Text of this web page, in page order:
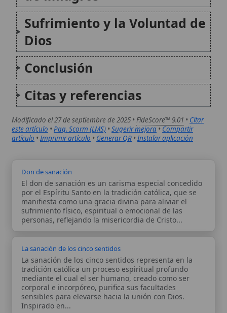
La sanación de los cinco sentidos
La sanación de los cinco sentidos representa en la
tradición católica un proceso espiritual profundo
mediante el cual el ser humano, creado como ser
corporal e incorpóreo, purifica sus facultades
sensibles para elevarse hacia la unión con Dios.
Inspirado en...
Autor:Comité editorial
Artículo supervisado por el Comité
editorial de Wikitólica. Las afirmaciones
del artículo están basadas y contrastadas
teológicos, documentos históricos, actas
de concilios, encíclicas, fuentes
magisteriales y documentos oficiales de
la Iglesia.Proceso editorial →
histórico y litúrgico de la Iglesia Católica. Parte de la red formativa
deCurso Católico,Buscador CatólicoyCustodio Animae. Con
analíticas anónimas. LicenciaCC BY-SA(texto). Editado en
Valencia, España.
ISSN: 3101-7339 . Bajo el patrocinio de San
Carlo Acutis.
Sobre nosotros
Proceso editorial
Publicación seriada
Categorias
Más visitados